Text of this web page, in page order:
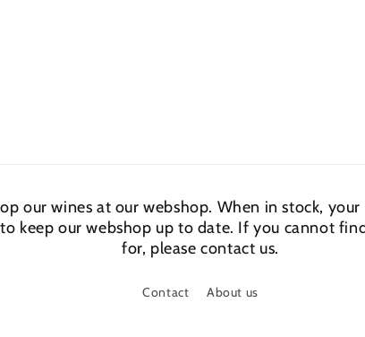
our wines at our webshop. When in stock,
keep our webshop up to date. If you cannot
for, please contact us.
Contact About us